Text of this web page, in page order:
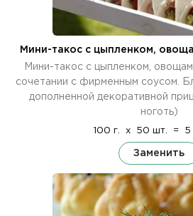
Мини-такос с цыпленком,
Мини-такос с цыпленком,
сочетании с фирменным соусом.
дополненной декоративной
ноготь)
100 г. x 50 шт. = 5
Заменить